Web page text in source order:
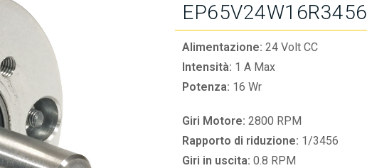
EP65V24W16R3456
Alimentazione: 24 Volt CC
Intensità: 1 A Max
Potenza: 16 Wr
Giri Motore: 2800 RPM
Rapporto di riduzione: 1/3456
Giri in uscita: 0.8 RPM